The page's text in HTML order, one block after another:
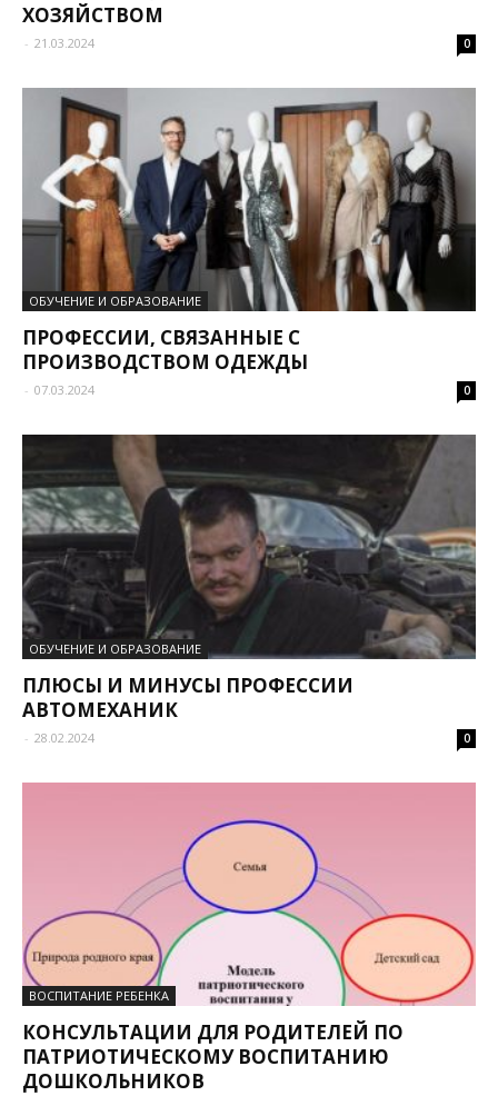
ХОЗЯЙСТВОМ
- 21.03.2024 0
ОБУЧЕНИЕ И ОБРАЗОВАНИЕ
ПРОФЕССИИ, СВЯЗАННЫЕ С
ПРОИЗВОДСТВОМ ОДЕЖДЫ
- 07.03.2024 0
ОБУЧЕНИЕ И ОБРАЗОВАНИЕ
ПЛЮСЫ И МИНУСЫ ПРОФЕССИИ
АВТОМЕХАНИК
- 28.02.2024 0
ВОСПИТАНИЕ РЕБЕНКА
КОНСУЛЬТАЦИИ ДЛЯ РОДИТЕЛЕЙ ПО
ПАТРИОТИЧЕСКОМУ ВОСПИТАНИЮ
ДОШКОЛЬНИКОВ